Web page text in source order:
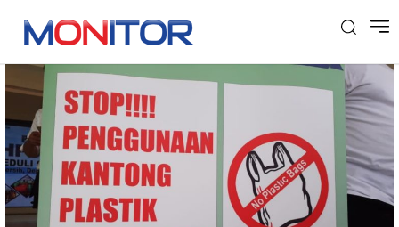
Tag: DLHK Kota Depok